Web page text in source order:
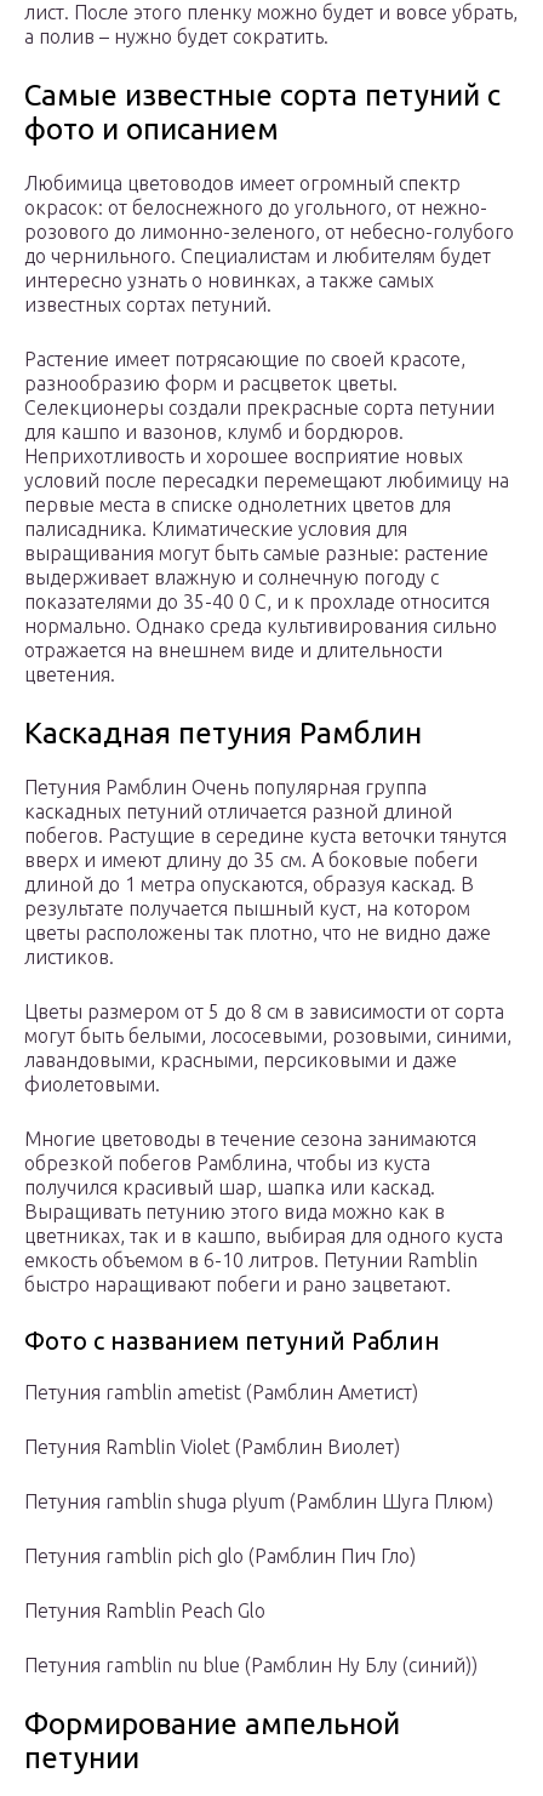
лист. После этого пленку можно будет и вовсе убрать,
а полив – нужно будет сократить.
Самые известные сорта петуний с
фото и описанием
Любимица цветоводов имеет огромный спектр
окрасок: от белоснежного до угольного, от нежно-
розового до лимонно-зеленого, от небесно-голубого
до чернильного. Специалистам и любителям будет
интересно узнать о новинках, а также самых
известных сортах петуний.
Растение имеет потрясающие по своей красоте,
разнообразию форм и расцветок цветы.
Селекционеры создали прекрасные сорта петунии
для кашпо и вазонов, клумб и бордюров.
Неприхотливость и хорошее восприятие новых
условий после пересадки перемещают любимицу на
первые места в списке однолетних цветов для
палисадника. Климатические условия для
выращивания могут быть самые разные: растение
выдерживает влажную и солнечную погоду с
показателями до 35-40 0 С, и к прохладе относится
нормально. Однако среда культивирования сильно
отражается на внешнем виде и длительности
цветения.
Каскадная петуния Рамблин
Петуния Рамблин Очень популярная группа
каскадных петуний отличается разной длиной
побегов. Растущие в середине куста веточки тянутся
вверх и имеют длину до 35 см. А боковые побеги
длиной до 1 метра опускаются, образуя каскад. В
результате получается пышный куст, на котором
цветы расположены так плотно, что не видно даже
листиков.
Цветы размером от 5 до 8 см в зависимости от сорта
могут быть белыми, лососевыми, розовыми, синими,
лавандовыми, красными, персиковыми и даже
фиолетовыми.
Многие цветоводы в течение сезона занимаются
обрезкой побегов Рамблина, чтобы из куста
получился красивый шар, шапка или каскад.
Выращивать петунию этого вида можно как в
цветниках, так и в кашпо, выбирая для одного куста
емкость объемом в 6-10 литров. Петунии Ramblin
быстро наращивают побеги и рано зацветают.
Фото с названием петуний Раблин
Петуния ramblin ametist (Рамблин Аметист)
Петуния Ramblin Violet (Рамблин Виолет)
Петуния ramblin shuga plyum (Рамблин Шуга Плюм)
Петуния ramblin pich glo (Рамблин Пич Гло)
Петуния Ramblin Peach Glo
Петуния ramblin nu blue (Рамблин Ну Блу (синий))
Формирование ампельной
петунии